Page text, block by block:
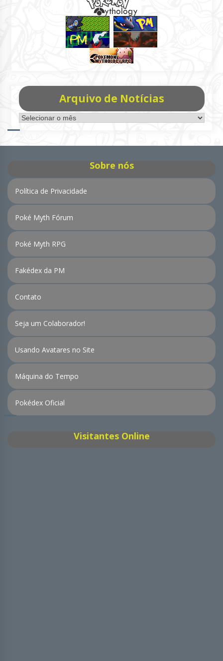
Arquivo de Notícias
Arquivo
de
Sobre nós
Política de Privacidade
Poké Myth Fórum
Poké Myth RPG
Fakédex da PM
Contato
Seja um Colaborador!
Usando Avatares no Site
Máquina do Tempo
Pokédex Oficial
Visitantes Online